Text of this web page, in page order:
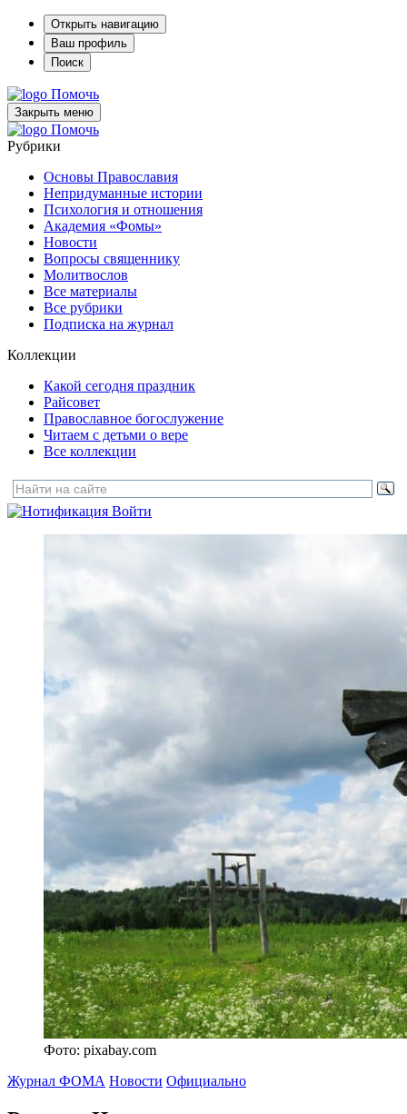
Открыть навигацию
Ваш профиль
Поиск
Помочь
Закрыть меню
Помочь
Рубрики
Основы Православия
Непридуманные истории
Психология и отношения
Академия «Фомы»
Новости
Вопросы священнику
Молитвослов
Все материалы
Все рубрики
Подписка на журнал
Коллекции
Какой сегодня праздник
Райсовет
Православное богослужение
Читаем с детьми о вере
Все коллекции
Войти
Фото: pixabay.com
Журнал ФОМА Новости Официально